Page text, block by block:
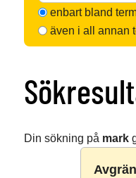
enbart bland
även i all annan
Din sökning på mark